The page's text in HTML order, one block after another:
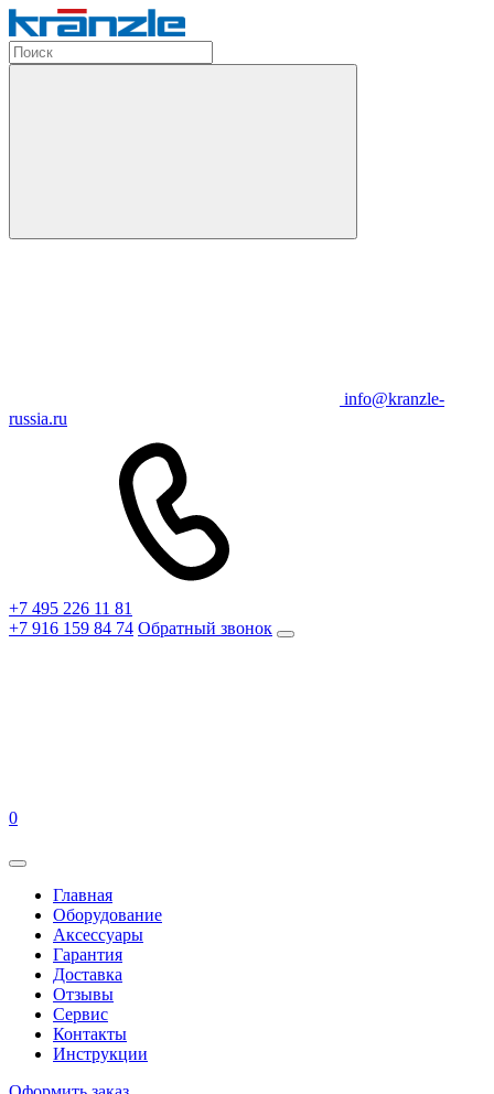
info@kranzle-
russia.ru
+7 495 226 11 81
+7 916 159 84 74 Обратный звонок
0
Главная
Оборудование
Аксессуары
Гарантия
Доставка
Отзывы
Сервис
Контакты
Инструкции